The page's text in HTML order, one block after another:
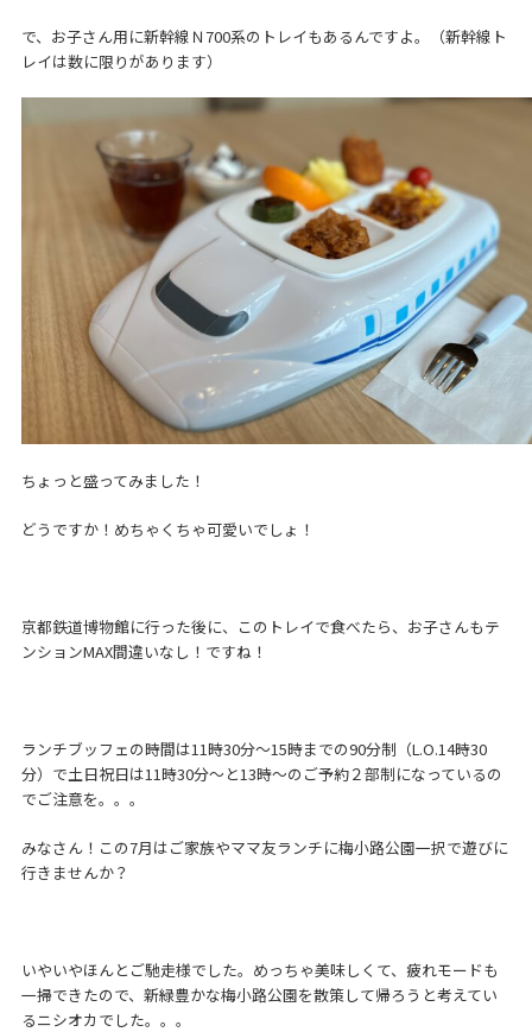
で、お子さん用に新幹線Ｎ700系のトレイもあるんですよ。（新幹線ト
レイは数に限りがあります）
ちょっと盛ってみました！
どうですか！めちゃくちゃ可愛いでしょ！
京都鉄道博物館に行った後に、このトレイで食べたら、お子さんもテ
ンションMAX間違いなし！ですね！
ランチブッフェの時間は11時30分～15時までの90分制（L.O.14時30
分）で土日祝日は11時30分～と13時～のご予約２部制になっているの
でご注意を。。。
みなさん！この7月はご家族やママ友ランチに梅小路公園一択で遊びに
行きませんか？
いやいやほんとご馳走様でした。めっちゃ美味しくて、疲れモードも
一掃できたので、新緑豊かな梅小路公園を散策して帰ろうと考えてい
るニシオカでした。。。